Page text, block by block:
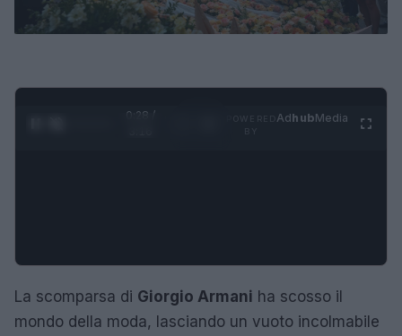
0:29 /
AdhubMedia
La scomparsa di Giorgio Armani ha scosso il
mondo della moda, lasciando un vuoto incolmabile